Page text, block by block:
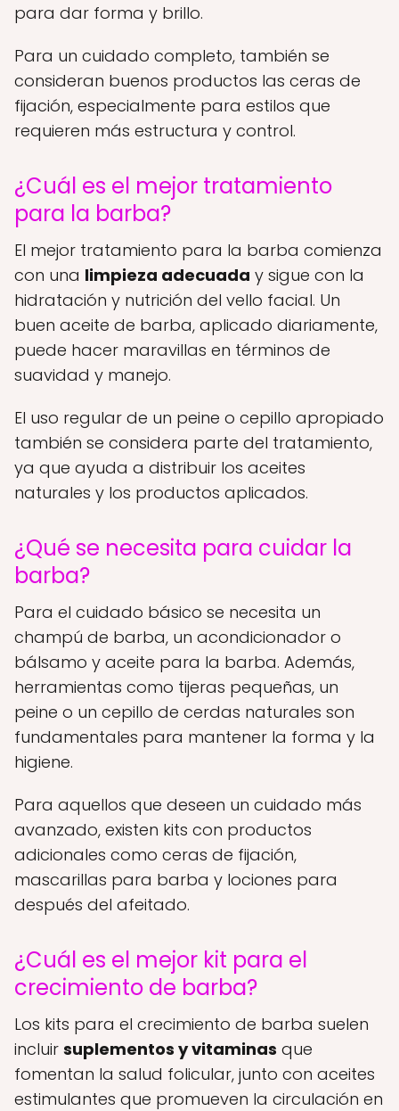
para dar forma y brillo.
Para un cuidado completo, también se
consideran buenos productos las ceras de
fijación, especialmente para estilos que
requieren más estructura y control.
¿Cuál es el mejor tratamiento
para la barba?
El mejor tratamiento para la barba comienza
con una limpieza adecuada y sigue con la
hidratación y nutrición del vello facial. Un
buen aceite de barba, aplicado diariamente,
puede hacer maravillas en términos de
suavidad y manejo.
El uso regular de un peine o cepillo apropiado
también se considera parte del tratamiento,
ya que ayuda a distribuir los aceites
naturales y los productos aplicados.
¿Qué se necesita para cuidar la
barba?
Para el cuidado básico se necesita un
champú de barba, un acondicionador o
bálsamo y aceite para la barba. Además,
herramientas como tijeras pequeñas, un
peine o un cepillo de cerdas naturales son
fundamentales para mantener la forma y la
higiene.
Para aquellos que deseen un cuidado más
avanzado, existen kits con productos
adicionales como ceras de fijación,
mascarillas para barba y lociones para
después del afeitado.
¿Cuál es el mejor kit para el
crecimiento de barba?
Los kits para el crecimiento de barba suelen
incluir suplementos y vitaminas que
fomentan la salud folicular, junto con aceites
estimulantes que promueven la circulación en